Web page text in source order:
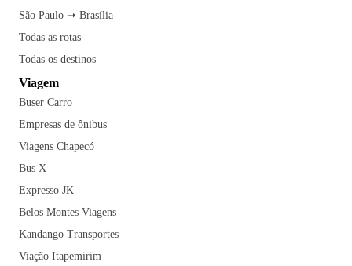
São Paulo ➝ Brasília
Todas as rotas
Todas os destinos
Viagem
Buser Carro
Empresas de ônibus
Viagens Chapecó
Bus X
Expresso JK
Belos Montes Viagens
Kandango Transportes
Viação Itapemirim